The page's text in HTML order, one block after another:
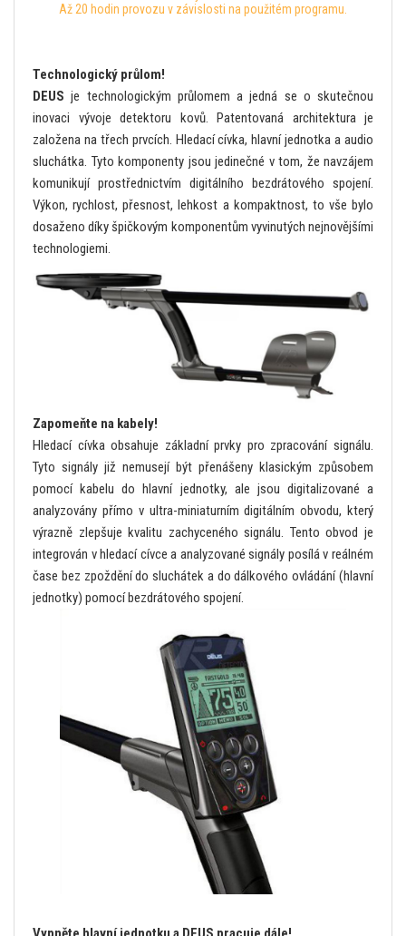
Až 20 hodin provozu v závislosti na použitém programu.
Technologický průlom!
DEUS je technologickým průlomem a jedná se o skutečnou
inovaci vývoje detektoru kovů. Patentovaná architektura je
založena na třech prvcích. Hledací cívka, hlavní jednotka a audio
sluchátka. Tyto komponenty jsou jedinečné v tom, že navzájem
komunikují prostřednictvím digitálního bezdrátového spojení.
Výkon, rychlost, přesnost, lehkost a kompaktnost, to vše bylo
dosaženo díky špičkovým komponentům vyvinutých nejnovějšími
technologiemi.
Zapomeňte na kabely!
Hledací cívka obsahuje základní prvky pro zpracování signálu.
Tyto signály již nemusejí být přenášeny klasickým způsobem
pomocí kabelu do hlavní jednotky, ale jsou digitalizované a
analyzovány přímo v ultra-miniaturním digitálním obvodu, který
výrazně zlepšuje kvalitu zachyceného signálu. Tento obvod je
integrován v hledací cívce a analyzované signály posílá v reálném
čase bez zpoždění do sluchátek a do dálkového ovládání (hlavní
jednotky) pomocí bezdrátového spojení.